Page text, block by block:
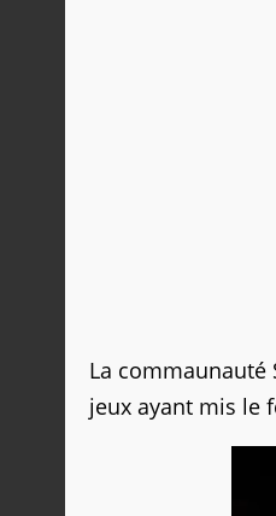
La commaunauté
jeux ayant mis le